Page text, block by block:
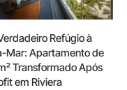
Refúgio à
Mar: Apartamento de
Transformado Após
em Riviera